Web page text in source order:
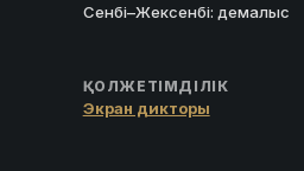
Сенбі–Жексенбі: демалыс
ҚОЛЖЕТІМДІЛІК
Экран дикторы